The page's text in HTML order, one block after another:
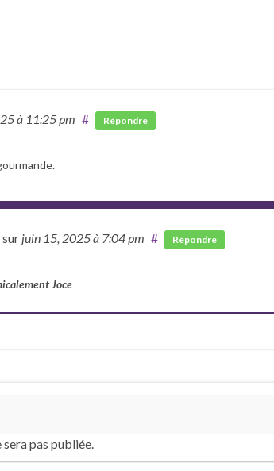
à 11:25 pm # Répondre
sur juin 15, 2025à 7:04 pm # Répondre
Joce
pas publiée.